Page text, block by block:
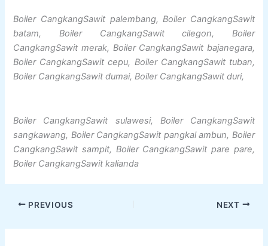
Boiler CangkangSawit palembang, Boiler CangkangSawit
batam, Boiler CangkangSawit cilegon, Boiler
CangkangSawit merak, Boiler CangkangSawit bajanegara,
Boiler CangkangSawit cepu, Boiler CangkangSawit tuban,
Boiler CangkangSawit dumai, Boiler CangkangSawit duri,
Boiler CangkangSawit sulawesi, Boiler CangkangSawit
sangkawang, Boiler CangkangSawit pangkal ambun, Boiler
CangkangSawit sampit, Boiler CangkangSawit pare pare,
Boiler CangkangSawit kalianda
PREVIOUS NEXT